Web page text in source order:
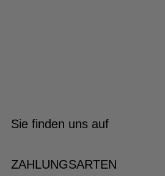
Sie finden uns auf
ZAHLUNGSARTEN